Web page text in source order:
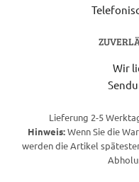
Wir
Lieferung 2-5
Hinweis:Wenn Sie die
werden die Artikel